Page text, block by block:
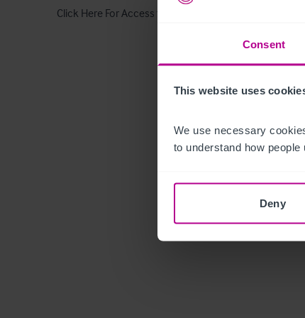
Consent
This website uses
We use necessary
to understand how
Deny
Click Here For Access to the Data Room